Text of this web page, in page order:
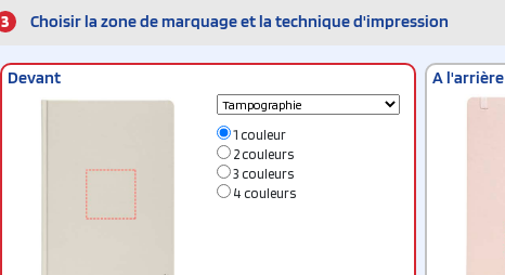
3 Choisir la zone de marquage et la technique d'impression
Devant
1 couleur
2 couleurs
3 couleurs
4 couleurs
A l'arrière